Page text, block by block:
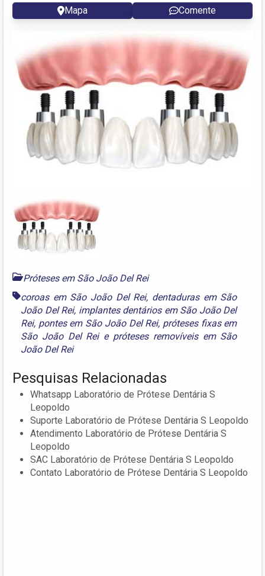
Mapa Comente
Próteses em São João Del Rei
coroas em São João Del Rei, dentaduras em São
João Del Rei, implantes dentários em São João Del
Rei, pontes em São João Del Rei, próteses fixas em
São João Del Reie próteses removíveis em São
João Del Rei
Pesquisas Relacionadas
Whatsapp Laboratório de Prótese Dentária S
Leopoldo
Suporte Laboratório de Prótese Dentária S Leopoldo
Atendimento Laboratório de Prótese Dentária S
Leopoldo
SAC Laboratório de Prótese Dentária S Leopoldo
Contato Laboratório de Prótese Dentária S Leopoldo